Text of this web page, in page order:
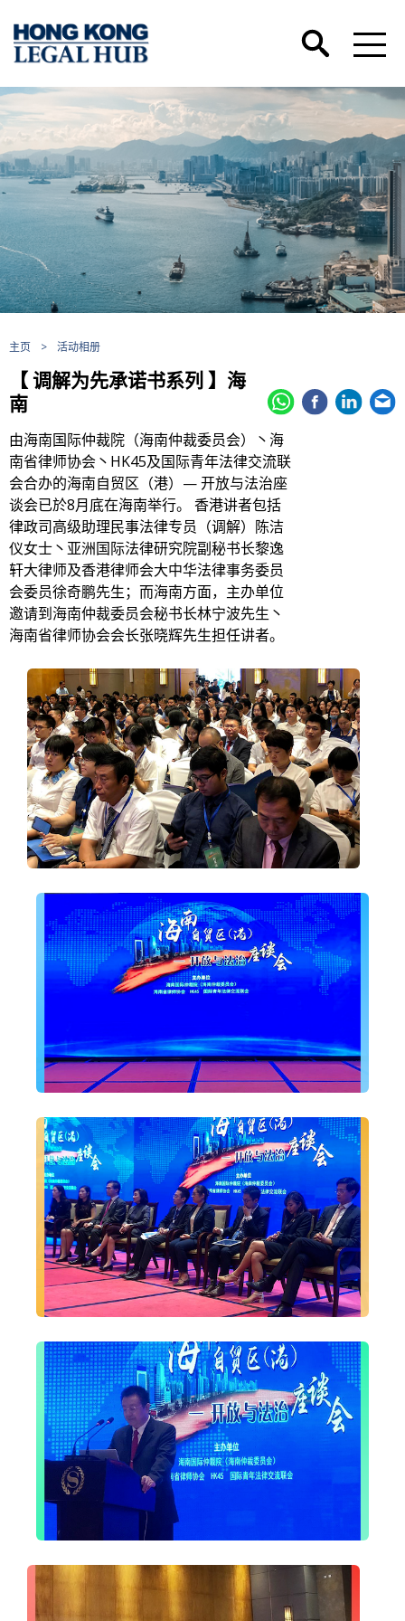
主页 > 活动相册
【 调解为先承诺书系列 】海
南
由海南国际仲裁院（海南仲裁委员会）丶海
南省律师协会丶HK45及国际青年法律交流联
会合办的海南自贸区（港）— 开放与法治座
谈会已於8月底在海南举行。 香港讲者包括
律政司高级助理民事法律专员（调解）陈洁
仪女士丶亚洲国际法律研究院副秘书长黎逸
轩大律师及香港律师会大中华法律事务委员
会委员徐奇鹏先生；而海南方面，主办单位
邀请到海南仲裁委员会秘书长林宁波先生丶
海南省律师协会会长张晓辉先生担任讲者。